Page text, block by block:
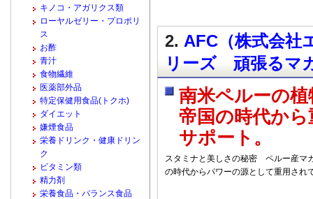
2. AFC（株式会社
リーズ 頑張るマ
南米ペルーの
帝国の時代か
サポート。
スタミナと美しさの秘密 ペルー産マ
の時代からパワーの源として重用され
キノコ・アガリクス類
ローヤルゼリー・プロポリ
ス
お酢
青汁
食物繊維
医薬部外品
特定保健用食品(トクホ)
ダイエット
嫌煙食品
栄養ドリンク・健康ドリン
ク
ビタミン類
精力剤
栄養食品・バランス食品